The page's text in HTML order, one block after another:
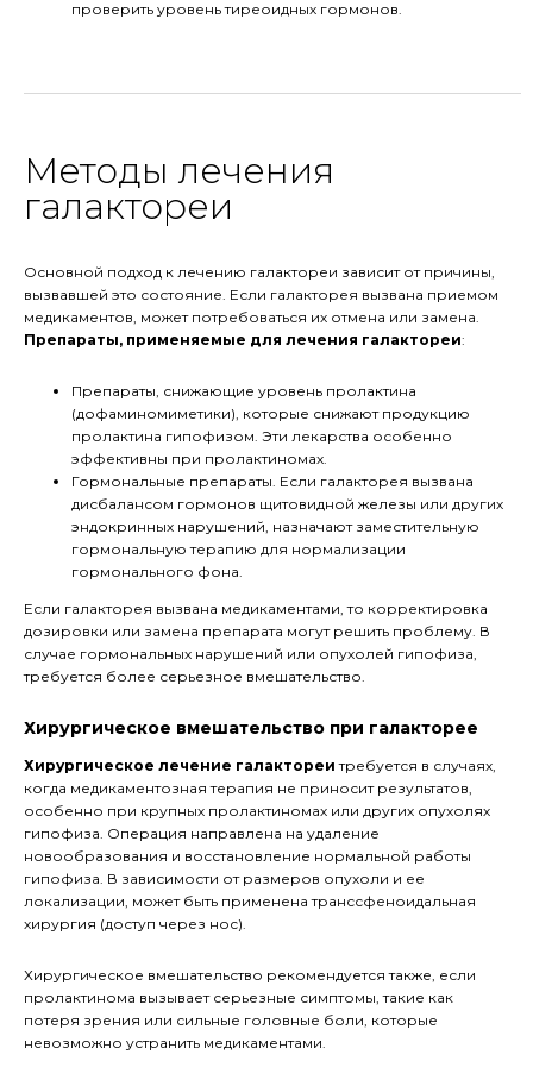
проверить уровень тиреоидных гормонов.
Методы лечения
галактореи
Основной подход к лечению галактореи зависит от причины,
вызвавшей это состояние. Если галакторея вызвана приемом
медикаментов, может потребоваться их отмена или замена.
Препараты, применяемые для лечения галактореи:
Препараты, снижающие уровень пролактина
(дофаминомиметики), которые снижают продукцию
пролактина гипофизом. Эти лекарства особенно
эффективны при пролактиномах.
Гормональные препараты. Если галакторея вызвана
дисбалансом гормонов щитовидной железы или других
эндокринных нарушений, назначают заместительную
гормональную терапию для нормализации
гормонального фона.
Если галакторея вызвана медикаментами, то корректировка
дозировки или замена препарата могут решить проблему. В
случае гормональных нарушений или опухолей гипофиза,
требуется более серьезное вмешательство.
Хирургическое вмешательство при галакторее
Хирургическое лечение галактореи требуется в случаях,
когда медикаментозная терапия не приносит результатов,
особенно при крупных пролактиномах или других опухолях
гипофиза. Операция направлена на удаление
новообразования и восстановление нормальной работы
гипофиза. В зависимости от размеров опухоли и ее
локализации, может быть применена транссфеноидальная
хирургия (доступ через нос).
Хирургическое вмешательство рекомендуется также, если
пролактинома вызывает серьезные симптомы, такие как
потеря зрения или сильные головные боли, которые
невозможно устранить медикаментами.